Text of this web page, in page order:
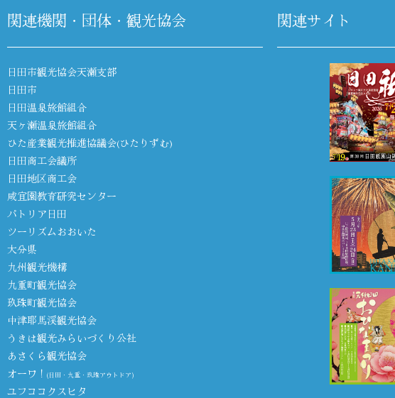
関連機関・団体・観光協会
日田市観光協会天瀬支部
日田市
日田温泉旅館組合
天ヶ瀬温泉旅館組合
ひた産業観光推進協議会(ひたりずむ)
日田商工会議所
日田地区商工会
咸宜園教育研究センター
パトリア日田
ツーリズムおおいた
大分県
九州観光機構
九重町観光協会
玖珠町観光協会
中津耶馬渓観光協会
うきは観光みらいづくり公社
あさくら観光協会
オーワ！ (日田・九重・玖珠アウトドア)
ユフココクスヒタ
関連サイト